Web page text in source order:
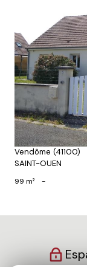
Vendôme (41100)
SAINT-OUEN
99 m² -